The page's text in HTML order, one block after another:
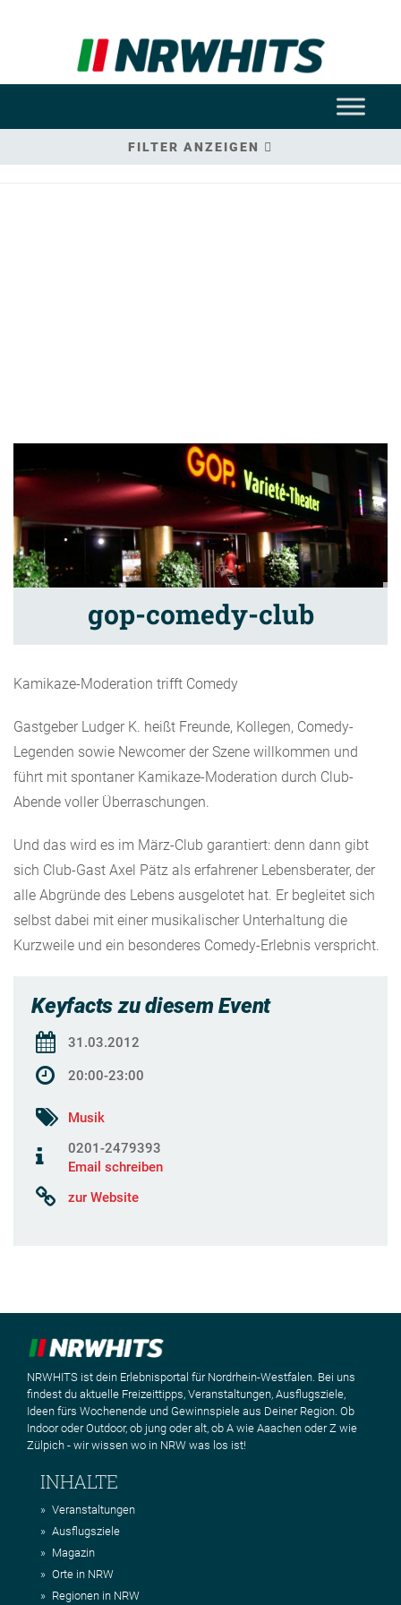
FILTER ANZEIGEN
gop-comedy-club
Kamikaze-Moderation trifft Comedy
Gastgeber Ludger K. heißt Freunde, Kollegen, Comedy-
Legenden sowie Newcomer der Szene willkommen und
führt mit spontaner Kamikaze-Moderation durch Club-
Abende voller Überraschungen.
Und das wird es im März-Club garantiert: denn dann gibt
sich Club-Gast Axel Pätz als erfahrener Lebensberater, der
alle Abgründe des Lebens ausgelotet hat. Er begleitet sich
selbst dabei mit einer musikalischer Unterhaltung die
Kurzweile und ein besonderes Comedy-Erlebnis verspricht.
Keyfacts zu diesem Event
31.03.2012
20:00-23:00
Musik
0201-2479393
Email schreiben
zur Website
NRWHITS ist dein Erlebnisportal für Nordrhein-Westfalen. Bei uns
findest du aktuelle Freizeittipps, Veranstaltungen, Ausflugsziele,
Ideen fürs Wochenende und Gewinnspiele aus Deiner Region. Ob
Indoor oder Outdoor, ob jung oder alt, ob A wie Aaachen oder Z wie
Zülpich - wir wissen wo in NRW was los ist!
INHALTE
Veranstaltungen
Ausflugsziele
Magazin
Orte in NRW
Regionen in NRW